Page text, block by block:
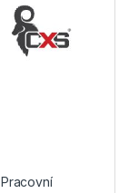
Pracovní